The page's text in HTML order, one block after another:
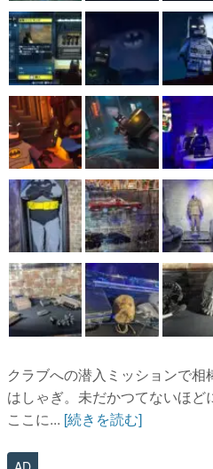
クラブへの潜入ミッションで
はしゃぎ。未だかつてないほ
ここに... [続きを読む]